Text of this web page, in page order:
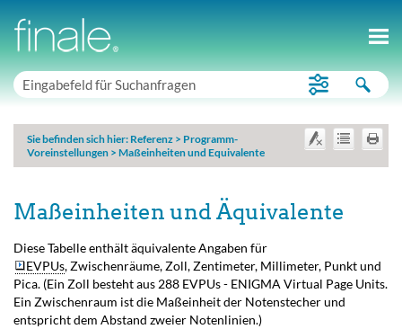
Sie befinden sich hier: Referenz > Programm-
Voreinstellungen > Maßeinheiten und Equivalente
Maßeinheiten und Äquivalente
Diese Tabelle enthält äquivalente Angaben für
EVPUs, Zwischenräume, Zoll, Zentimeter, Millimeter, Punkt und
Pica. (Ein Zoll besteht aus 288 EVPUs - ENIGMA Virtual Page Units.
Ein Zwischenraum ist die Maßeinheit der Notenstecher und
entspricht dem Abstand zweier Notenlinien.)